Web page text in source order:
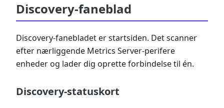
Discovery-faneblad
Discovery-fanebladet er startsiden. Det scanner
efter nærliggende Metrics Server-perifere
enheder og lader dig oprette forbindelse til én.
Discovery-statuskort